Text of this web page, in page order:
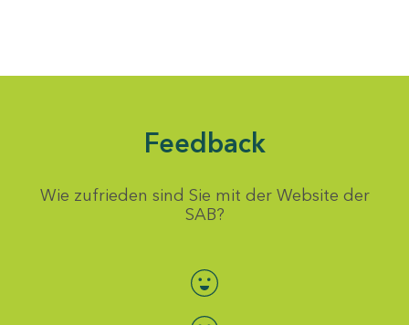
Feedback
Wie zufrieden sind Sie mit der Website der
SAB?
Bewertung auswählen